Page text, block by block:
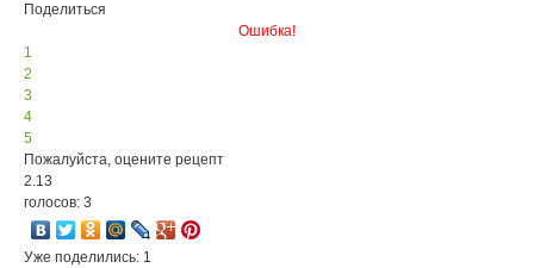
Поделиться
Ошибка!
1
2
3
4
5
Пожалуйста, оцените рецепт
2.13
голосов: 3
Уже поделились: 1